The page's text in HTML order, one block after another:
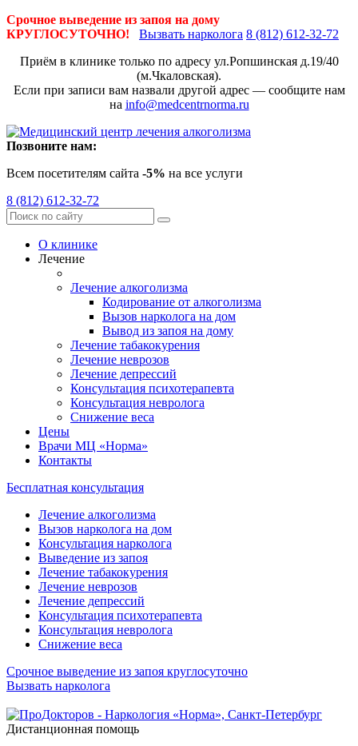
Срочное выведение из запоя на дому
КРУГЛОСУТОЧНО!
Вызвать нарколога 8 (812) 612-32-72
Приём в клинике только по адресу ул.Ропшинская д.19/40
(м.Чкаловская).
Если при записи вам назвали другой адрес — сообщите нам
на info@medcentrnorma.ru
Позвоните нам:
Всем посетителям сайта -5% на все услуги
8 (812) 612-32-72
О клинике
Лечение
Лечение алкоголизма
Кодирование от алкоголизма
Вызов нарколога на дом
Вывод из запоя на дому
Лечение табакокурения
Лечение неврозов
Лечение депрессий
Консультация психотерапевта
Консультация невролога
Снижение веса
Цены
Врачи МЦ «Норма»
Контакты
Бесплатная консультация
Лечение алкоголизма
Вызов нарколога на дом
Консультация нарколога
Выведение из запоя
Лечение табакокурения
Лечение неврозов
Лечение депрессий
Консультация психотерапевта
Консультация невролога
Снижение веса
Срочное выведение из запоя круглосуточно
Вызвать нарколога
Дистанционная помощь